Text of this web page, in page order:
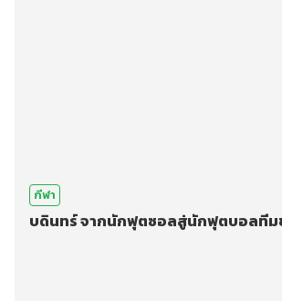
กีฬา
บดินทร์ จากนักฟุตซอลสู่นักฟุตบอลทีม